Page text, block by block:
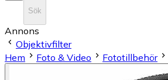
Sök
Annons
Objektivfilter
Hem
Foto & Video Fototillbehör